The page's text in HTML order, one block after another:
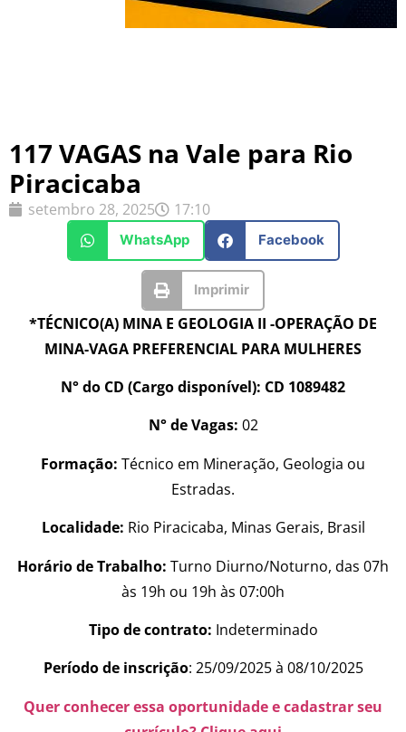
117 VAGAS na Vale para Rio
Piracicaba
setembro 28, 2025 17:10
WhatsApp Facebook
Imprimir
*TÉCNICO(A) MINA E GEOLOGIA II -OPERAÇÃO DE
MINA-VAGA PREFERENCIAL PARA MULHERES
N° do CD (Cargo disponível): CD 1089482
N° de Vagas: 02
Formação: Técnico em Mineração, Geologia ou
Estradas.
Localidade: Rio Piracicaba, Minas Gerais, Brasil
Horário de Trabalho: Turno Diurno/Noturno, das 07h
às 19h ou 19h às 07:00h
Tipo de contrato: Indeterminado
Período de inscrição: 25/09/2025 à 08/10/2025
Quer conhecer essa oportunidade e cadastrar seu